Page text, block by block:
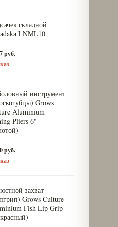
складной
LNML10
руб.
инструмент
Grows
Aluminium
Pliers 6"
руб.
захват
Grows Culture
Fish Lip Grip